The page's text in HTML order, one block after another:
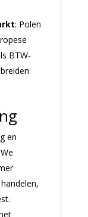
: Polen
BTW-
en